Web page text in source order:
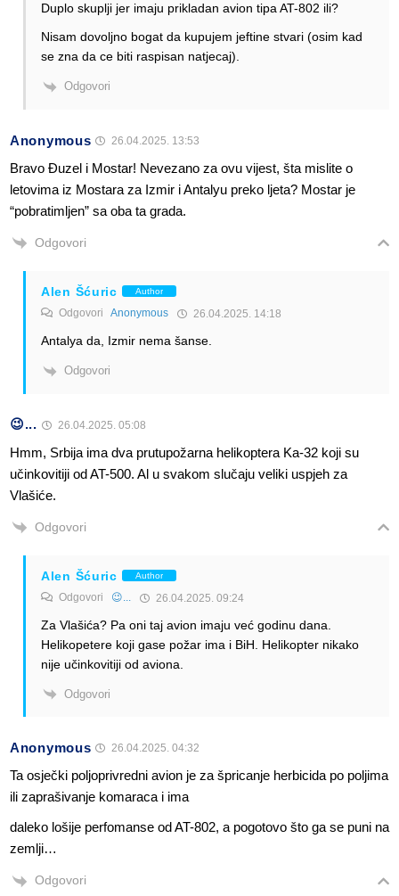
Duplo skuplji jer imaju prikladan avion tipa AT-802 ili?
Nisam dovoljno bogat da kupujem jeftine stvari (osim kad
se zna da ce biti raspisan natjecaj).
Odgovori
Anonymous 26.04.2025. 13:53
Bravo Ðuzel i Mostar! Nevezano za ovu vijest, šta mislite o
letovima iz Mostara za Izmir i Antalyu preko ljeta? Mostar je
“pobratimljen” sa oba ta grada.
Odgovori
Alen Šćuric Author
Odgovori Anonymous 26.04.2025. 14:18
Antalya da, Izmir nema šanse.
Odgovori
😉... 26.04.2025. 05:08
Hmm, Srbija ima dva prutupožarna helikoptera Ka-32 koji su
učinkovitiji od AT-500. Al u svakom slučaju veliki uspjeh za
Vlašiće.
Odgovori
Alen Šćuric Author
Odgovori 😉... 26.04.2025. 09:24
Za Vlašića? Pa oni taj avion imaju već godinu dana.
Helikopetere koji gase požar ima i BiH. Helikopter nikako
nije učinkovitiji od aviona.
Odgovori
Anonymous 26.04.2025. 04:32
Ta osječki poljoprivredni avion je za špricanje herbicida po poljima
ili zaprašivanje komaraca i ima
daleko lošije perfomanse od AT-802, a pogotovo što ga se puni na
zemlji…
Odgovori